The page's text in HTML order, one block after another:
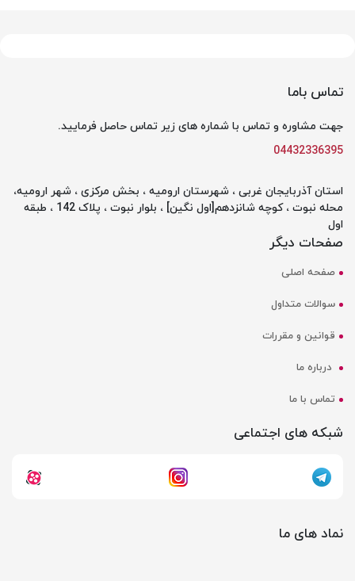
تماس باما
جهت مشاوره و تماس با شماره های زیر تماس حاصل فرمایید.
04432336395
استان آذربایجان غربی ، شهرستان ارومیه ، بخش مرکزی ، شهر ارومیه،
محله نبوت ، کوچه شانزدهم[اول نگین] ، بلوار نبوت ، پلاک 142 ، طبقه
اول
صفحات دیگر
صفحه اصلی
سوالات متداول
قوانین و مقررات
درباره ما
تماس با ما
شبکه های اجتماعی
نماد های ما